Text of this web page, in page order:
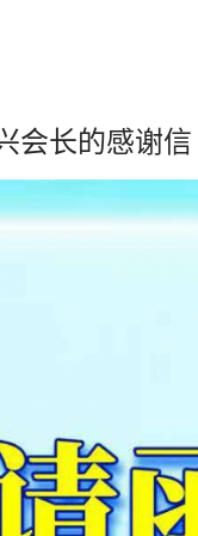
会长的感谢信